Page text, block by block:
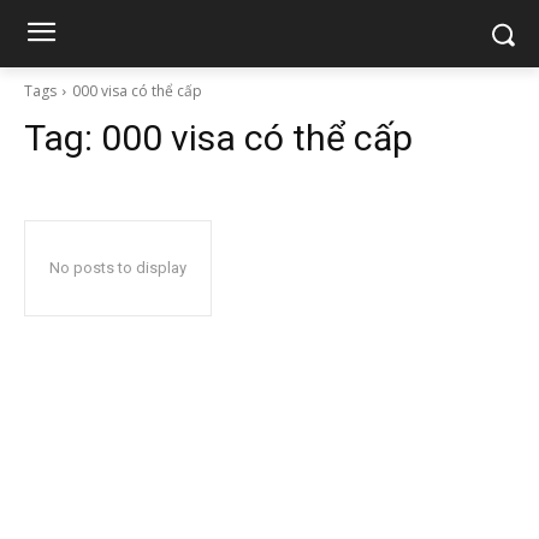
Tags 000 visa có thể cấp
Tag: 000 visa có thể cấp
No posts to display